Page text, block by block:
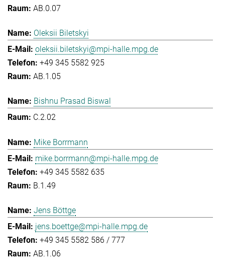
AB.0.07
Oleksii Biletskyi
oleksii.biletskyi@mpi-halle.mpg.de
+49 345 5582 925
AB.1.05
Bishnu Prasad Biswal
C.2.02
Mike Borrmann
mike.borrmann@mpi-halle.mpg.de
+49 345 5582 635
B.1.49
Jens Böttge
jens.boettge@mpi-halle.mpg.de
+49 345 5582 586 / 777
AB.1.06